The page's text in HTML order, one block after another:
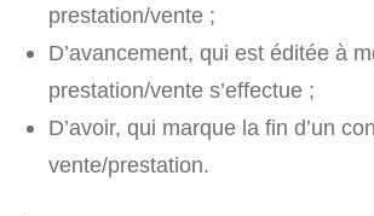
prestation/vente ;
D’avancement, qui est éditée à
prestation/vente s’effectue ;
D’avoir, qui marque la fin d’un
vente/prestation.